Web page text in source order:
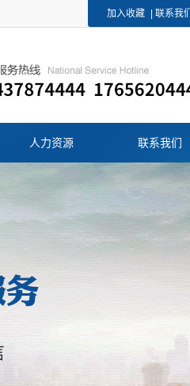
加入收藏 联系我们
人力资源 联系我们